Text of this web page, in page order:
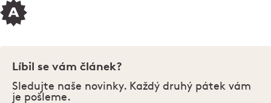
Líbil se vám článek?
Sledujte naše novinky. Každý druhý pátek vám
je pošleme.